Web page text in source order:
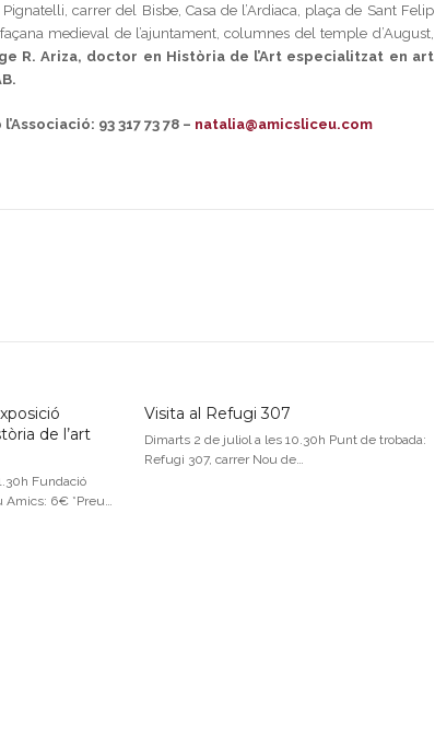
Pignatelli, carrer del Bisbe, Casa de l’Ardiaca, plaça de Sant Felip
medieval de l’ajuntament, columnes del temple d’August,
R. Ariza, doctor en Història de l’Art especialitzat en art
93 317 73 78 – natalia@amicsliceu.com
de l’art
Fundació
Amics: 6€ *Preu…
Visita al Refugi 307
Dimarts 2 de juliol a les 10.30h Punt de trobada:
Refugi 307, carrer Nou de…